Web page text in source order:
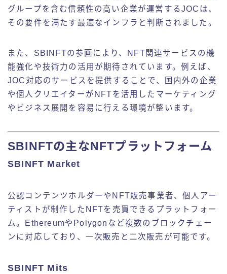
グループを含む信頼性の高い企業が運営するJOCは、
その要件を満たす最適なインフラと判断されました。
また、SBINFTの参画により、NFT関連サービスの機
能強化や技術力の活用が期待されています。例えば、
JOC対応のサービスを提供することで、国内外の企業
や個人クリエイターがNFTを活用したマーケティング
やビジネス展開を容易に行える環境が整います。
SBINFTの主なNFTプラットフォーム
SBINFT Market
公認コンテンツホルダーやNFT販売事業者、個人アー
ティストが制作したNFTを売買できるプラットフォー
ム。EthereumやPolygonなど複数のブロックチェー
ンに対応しており、一次販売と二次販売が可能です。
SBINFT Mits